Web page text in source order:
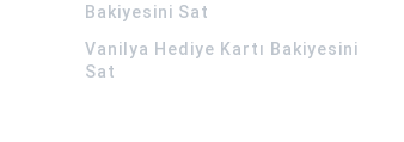
Bakiyesini Sat
Vanilya Hediye Kartı Bakiyesini
Sat